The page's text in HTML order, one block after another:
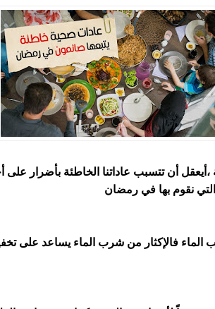
أن تتسبب عاداتنا الخاطئة بأضرار على
نقوم بها في رمضان
الماء فالإكثار من شرب الماء يساعد على